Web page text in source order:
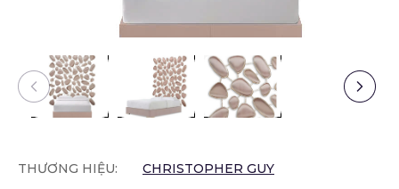
THƯƠNG HIỆU: CHRISTOPHER GUY